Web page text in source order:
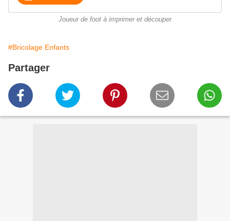
Joueur de foot à imprimer et découper
#Bricolage Enfants
Partager